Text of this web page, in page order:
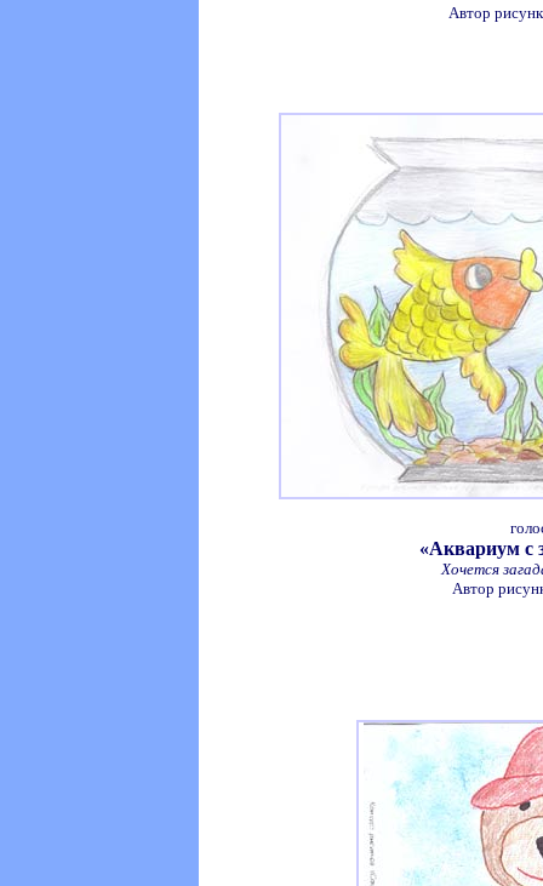
Автор
«Аквариум с
Хочется
Автор